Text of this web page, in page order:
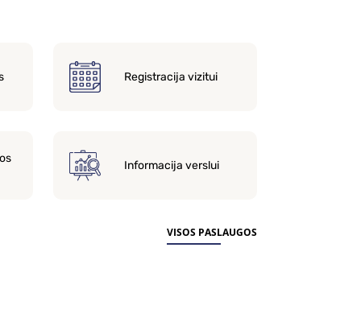
Registracija vizitui
Informacija verslui
VISOS PASLAUGOS